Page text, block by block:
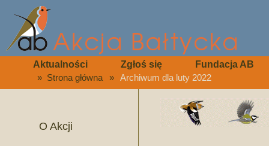
Aktualności Zgłoś się Fundacja AB
» Strona główna » Archiwum dla luty 2022
O Akcji